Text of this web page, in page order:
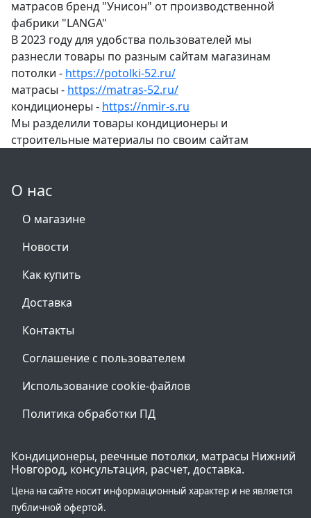
матрасов бренд "Унисон" от производственной
фабрики "LANGA"
В 2023 году для удобства пользователей мы
разнесли товары по разным сайтам магазинам
потолки - https://potolki-52.ru/
матрасы - https://matras-52.ru/
кондиционеры - https://nmir-s.ru
Мы разделили товары кондиционеры и
строительные материалы по своим сайтам
О нас
О магазине
Новости
Как купить
Доставка
Контакты
Соглашение с пользователем
Использование cookie-файлов
Политика обработки ПД
Кондиционеры, реечные потолки, матрасы Нижний
Новгород, консультация, расчет, доставка.
Цена на сайте носит информационный характер и не является
публичной офертой.